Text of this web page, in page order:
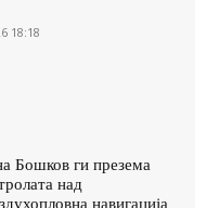
18:18
Бошков ги презема
над
навигација